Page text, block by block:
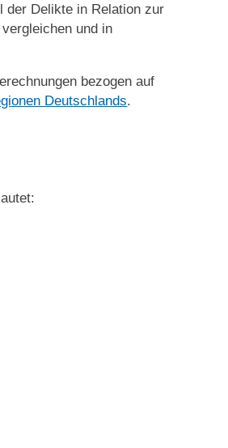
der Delikte in Relation zur
und in
bezogen auf
Deutschlands.